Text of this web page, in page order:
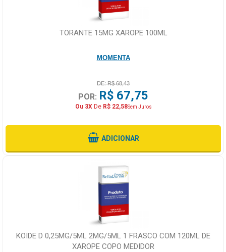
TORANTE 15MG XAROPE 100ML
MOMENTA
DE: R$ 68,43
POR: R$ 67,75
Ou 3XDe R$ 22,58Sem Juros
ADICIONAR
KOIDE D 0,25MG/5ML 2MG/5ML 1 FRASCO COM 120ML DE
XAROPE COPO MEDIDOR